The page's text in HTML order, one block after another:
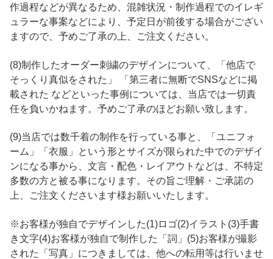
作過程などが異なるため、混雑状況・制作過程でのイレギ
ュラーな事案などにより、予定日が前後する場合がござい
ますので、予めご了承の上、ご注文ください。
(8)制作したオーダー刺繍のデザインについて、「他店で
そっくり真似をされた」 「第三者に無断でSNSなどに掲
載された などといった事例については、当店では一切責
任を負いかねます。予めご了承のほどお願い致します。
(9)当店では数千着の制作を行っている事と、「ユニフォ
ーム」「衣服」という形とサイズが限られた中でのデザイ
ンになる事から、文言・配色・レイアウトなどは、不特定
多数の方と被る事になります。その旨ご理解・ご承諾の
上、ご注文くださいます様お願いいたします。
※お客様が独自でデザインした(1)ロゴ(2)イラスト(3)手書
き文字(4)お客様が独自で制作した「詞」(5)お客様が撮影
された「写真」につきましては、他への転用等は行いませ